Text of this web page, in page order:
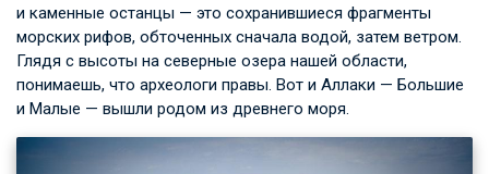
и каменные останцы — это сохранившиеся фрагменты
морских рифов, обточенных сначала водой, затем ветром.
Глядя с высоты на северные озера нашей области,
понимаешь, что археологи правы. Вот и Аллаки — Большие
и Малые — вышли родом из древнего моря.